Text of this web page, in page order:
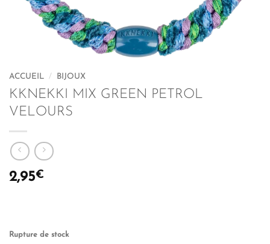
ACCUEIL / BIJOUX
KKNEKKI MIX GREEN PETROL
VELOURS
2,95€
Rupture de stock